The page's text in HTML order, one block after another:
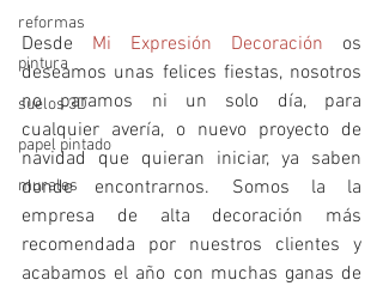
reformas
pintura
suelos 3D
papel pintado
murales
Desde Mi Expresión Decoración os
deseamos unas felices fiestas, nosotros
no paramos ni un solo día, para
cualquier avería, o nuevo proyecto de
navidad que quieran iniciar, ya saben
donde encontrarnos. Somos la la
empresa de alta decoración más
recomendada por nuestros clientes y
acabamos el año con muchas ganas de